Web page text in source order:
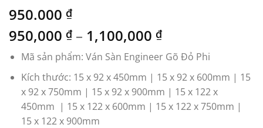
950.000 ₫
950,000 ₫ – 1,100,000 ₫
Mã sản phẩm: Ván Sàn Engineer Gõ Đỏ Phi
Kích thước: 15 x 92 x 450mm | 15 x 92 x 600mm | 15
x 92 x 750mm | 15 x 92 x 900mm | 15 x 122 x
450mm | 15 x 122 x 600mm | 15 x 122 x 750mm |
15 x 122 x 900mm